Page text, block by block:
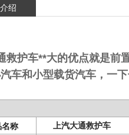
绍
救护车**大的优点就是
车和小型载货汽车，一
称
上汽大通救护车